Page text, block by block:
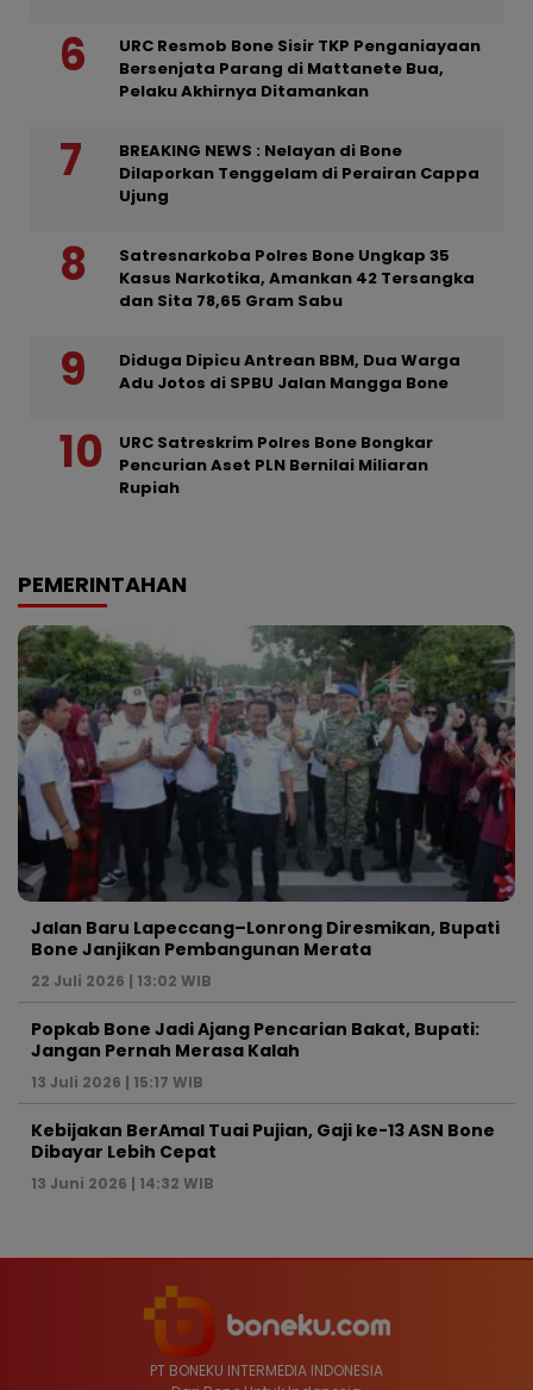
URC Resmob Bone Sisir TKP Penganiayaan
Bersenjata Parang di Mattanete Bua,
Pelaku Akhirnya Ditamankan
BREAKING NEWS : Nelayan di Bone
Dilaporkan Tenggelam di Perairan Cappa
Ujung
Satresnarkoba Polres Bone Ungkap 35
Kasus Narkotika, Amankan 42 Tersangka
dan Sita 78,65 Gram Sabu
Diduga Dipicu Antrean BBM, Dua Warga
Adu Jotos di SPBU Jalan Mangga Bone
URC Satreskrim Polres Bone Bongkar
Pencurian Aset PLN Bernilai Miliaran
Rupiah
PEMERINTAHAN
Jalan Baru Lapeccang–Lonrong Diresmikan, Bupati
Bone Janjikan Pembangunan Merata
22 Juli 2026 | 13:02 WIB
Popkab Bone Jadi Ajang Pencarian Bakat, Bupati:
Jangan Pernah Merasa Kalah
13 Juli 2026 | 15:17 WIB
Kebijakan BerAmal Tuai Pujian, Gaji ke-13 ASN Bone
Dibayar Lebih Cepat
13 Juni 2026 | 14:32 WIB
PT BONEKU INTERMEDIA INDONESIA